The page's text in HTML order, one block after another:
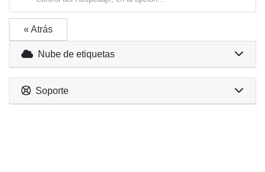
« Atrás
Nube de etiquetas
Soporte